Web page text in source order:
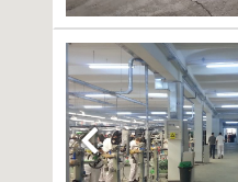
Previous